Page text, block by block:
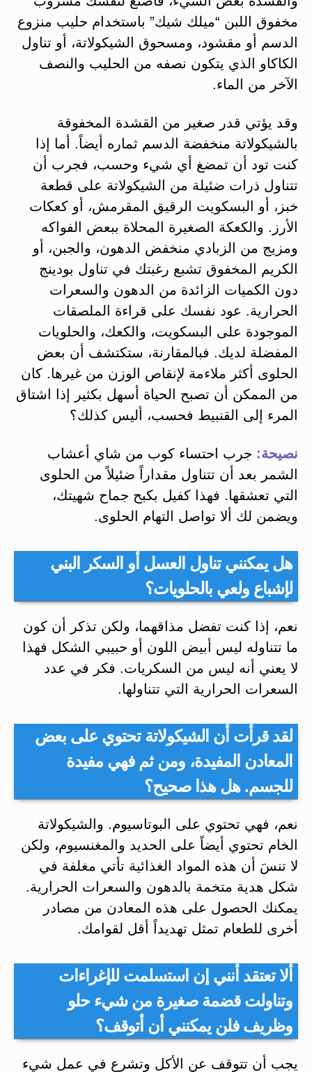
مخفوق اللبن “ميلك شيك” باستخدام حليب منزوع
الدسم أو مقشود، ومسحوق الشيكولاتة، أو تناول
الكاكاو الذي يتكون نصفه من الحليب والنصف
الآخر من الماء.
وقد يؤتي قدر صغير من القشدة المخفوقة
بالشيكولاتة منخفضة الدسم ثماره أيضاً. أما إذا
كنت تود أن تمضغ أي شيء وحسب، فجرب أن
تتناول ذرات ضئيلة من الشيكولاتة على قطعة
خبز، أو البسكويت الرقيق المقرمش، أو كعكات
الأرز. والكعكة الصغيرة المحلاة ببعض الفواكه
ومزيج من الزبادي منخفض الدهون، والجبن، أو
الكريم المخفوق تشبع رغبتك في تناول بودينج
دون الكميات الزائدة من الدهون والسعرات
الحرارية. عود نفسك على قراءة الملصقات
الموجودة على البسكويت، والكعك، والحلويات
المفضلة لديك. فبالمقارنة، ستكتشف أن بعض
الحلوى أكثر ملاءمة لإنقاص الوزن من غيرها. كان
من الممكن أن تصبح الحياة أسهل بكثير إذا اشتاق
المرء إلى القنبيط فحسب، أليس كذلك؟
نصيحة: جرب احتساء كوب من شاي أعشاب
الشمر بعد أن تتناول مقداراً ضئيلاً من الحلوى
التي تعشقها. فهذا كفيل بكبح جماح شهيتك،
ويضمن لك ألا تواصل التهام الحلوى.
هل يمكنني تناول العسل أو السكر البني
لإشباع ولعي بالحلويات؟
نعم، إذا كنت تفضل مذاقهما، ولكن تذكر أن كون
ما تتناوله ليس أبيض اللون أو حبيبي الشكل فهذا
لا يعني أنه ليس من السكريات. فكر في عدد
السعرات الحرارية التي تتناولها.
لقد قرأت أن الشيكولاتة تحتوي على بعض
المعادن المفيدة، ومن ثم فهي مفيدة
للجسم. هل هذا صحيح؟
نعم، فهي تحتوي على البوتاسيوم. والشيكولاتة
الخام تحتوي أيضاً على الحديد والمغنسيوم، ولكن
لا تنسَ أن هذه المواد الغذائية تأتي مغلفة في
شكل هدية متخمة بالدهون والسعرات الحرارية.
يمكنك الحصول على هذه المعادن من مصادر
أخرى للطعام تمثل تهديداً أقل لقوامك.
ألا تعتقد أنني إن استسلمت للإغراءات
وتناولت قضمة صغيرة من شيء حلو
وظريف فلن يمكنني أن أتوقف؟
يجب أن تتوقف عن الأكل وتشرع في عمل شيء